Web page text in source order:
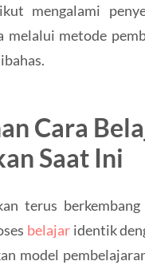
mengalami
melalui metode
Cara
Saat Ini
terus
belajaridentik
model